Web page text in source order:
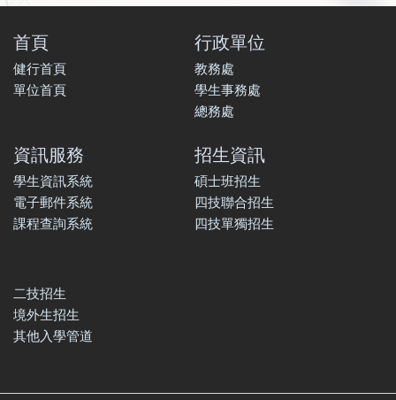
首頁
健行首頁
單位首頁
行政單位
教務處
學生事務處
總務處
資訊服務
學生資訊系統
電子郵件系統
課程查詢系統
招生資訊
碩士班招生
四技聯合招生
四技單獨招生
二技招生
境外生招生
其他入學管道